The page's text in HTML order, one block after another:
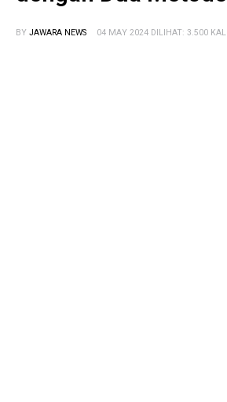
BY JAWARA NEWS 04 MAY 2024 DILIHAT: 3.500 KALI